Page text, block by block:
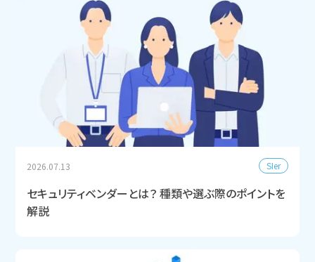
2026.07.13 SIer
セキュリティベンダーとは？ 種類や選ぶ際のポイントを
解説